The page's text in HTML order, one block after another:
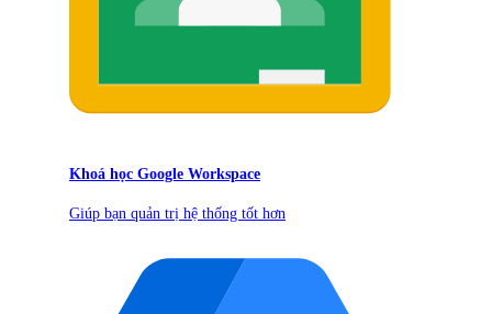
Khoá học Google Workspace
Giúp bạn quản trị hệ thống tốt hơn